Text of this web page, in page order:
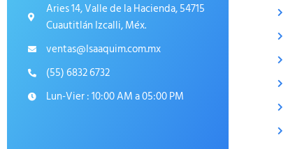
Aries 14, Valle de la Hacienda, 54715
Cuautitlán Izcalli, Méx.
ventas@Isaaquim.com.mx
(55) 6832 6732
Lun-Vier : 10:00 AM a 05:00 PM